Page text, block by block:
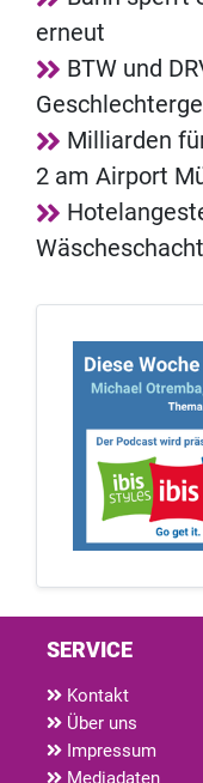
erneut
BTW und
Milliarden
2 am Airport
SERVICE
Kontakt
Über uns
Impressum
Mediadaten